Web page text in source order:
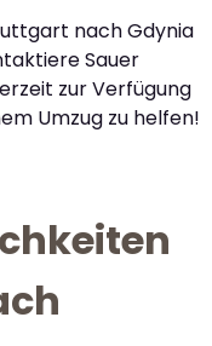
nach Gdynia
Sauer
zur Verfügung
Umzug zu helfen!